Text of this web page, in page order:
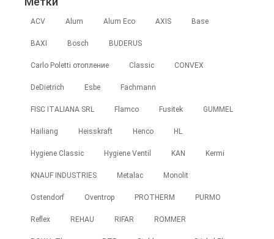
ACV Alum Alum Eco AXIS Base
BAXI Bosch BUDERUS
Carlo Poletti отопление Classic CONVEX
DeDietrich Esbe Fachmann
FISC ITALIANA SRL Flamco Fusitek GUMMEL
Hailiang Heisskraft Henco HL
Hygiene Classic Hygiene Ventil KAN Kermi
KNAUF INDUSTRIES Metalac Monolit
Ostendorf Oventrop PROTHERM PURMO
Reflex REHAU RIFAR ROMMER